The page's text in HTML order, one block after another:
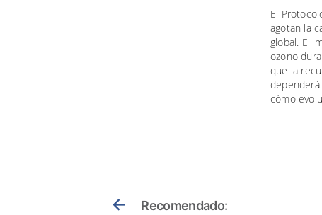
El
agotan la
global. El
ozono
que la
cómo
←
Recomendado: